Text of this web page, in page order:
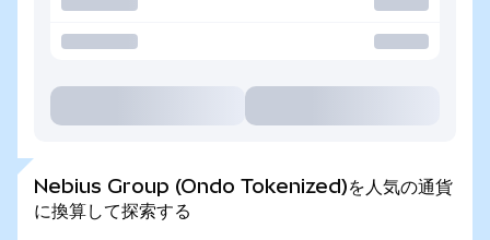
Nebius Group (Ondo Tokenized)を人気の通貨
に換算して探索する